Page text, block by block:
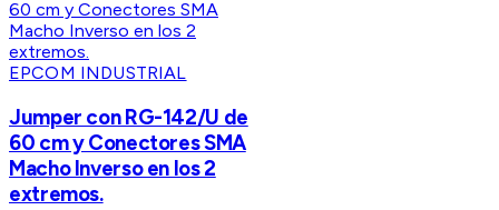
EPCOM INDUSTRIAL
Jumper con RG-142/U de
60 cm y Conectores SMA
Macho Inverso en los 2
extremos.